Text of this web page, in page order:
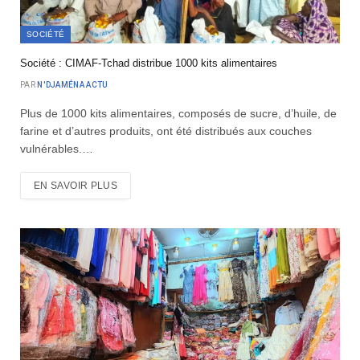
SOCIÉTÉ
Société : CIMAF-Tchad distribue 1000 kits alimentaires
PAR N'DJAMÉNA ACTU
Plus de 1000 kits alimentaires, composés de sucre, d’huile, de
farine et d’autres produits, ont été distribués aux couches
vulnérables.…
EN SAVOIR PLUS